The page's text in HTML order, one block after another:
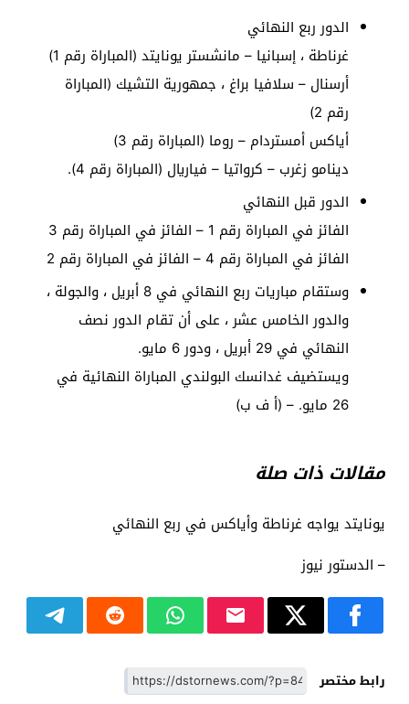
الدور ربع النهائي
غرناطة ، إسبانيا – مانشستر يونايتد (المباراة رقم 1)
أرسنال – سلافيا براغ ، جمهورية التشيك (المباراة
رقم 2)
أياكس أمستردام – روما (المباراة رقم 3)
دينامو زغرب – كرواتيا – فياريال (المباراة رقم 4).
الدور قبل النهائي
الفائز في المباراة رقم 1 – الفائز في المباراة رقم 3
الفائز في المباراة رقم 4 – الفائز في المباراة رقم 2
وستقام مباريات ربع النهائي في 8 أبريل ، والجولة ،
والدور الخامس عشر ، على أن تقام الدور نصف
النهائي في 29 أبريل ، ودور 6 مايو.
ويستضيف غدانسك البولندي المباراة النهائية في
26 مايو. – (أ ف ب)
مقالات ذات صلة
يونايتد يواجه غرناطة وأياكس في ربع النهائي
– الدستور نيوز
رابط مختصر